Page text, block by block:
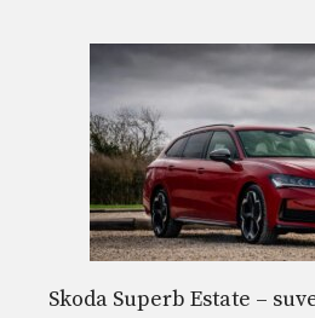
Skoda Superb Estate –